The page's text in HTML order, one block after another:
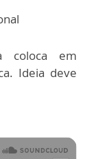
coloca em
Ideia deve